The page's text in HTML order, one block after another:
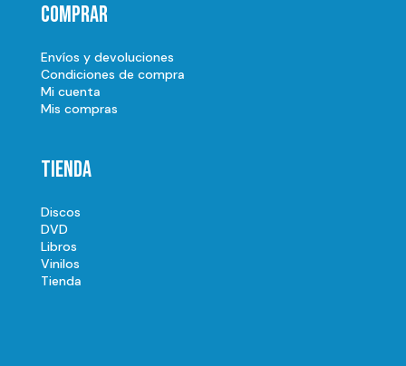
Comprar
Envíos y devoluciones
Condiciones de compra
Mi cuenta
Mis compras
Tienda
Discos
DVD
Libros
Vinilos
Tienda